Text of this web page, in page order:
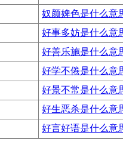
奴颜婢色是什么意
好事多妨是什么意
好善乐施是什么意
好学不倦是什么意
好景不常是什么意
好生恶杀是什么意
好言好语是什么意